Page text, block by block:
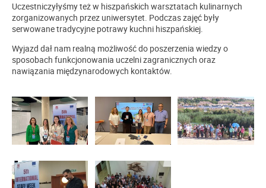
Uczestniczyłyśmy też w hiszpańskich warsztatach kulinarnych
zorganizowanych przez uniwersytet. Podczas zajęć były
serwowane tradycyjne potrawy kuchni hiszpańskiej.
Wyjazd dał nam realną możliwość do poszerzenia wiedzy o
sposobach funkcjonowania uczelni zagranicznych oraz
nawiązania międzynarodowych kontaktów.